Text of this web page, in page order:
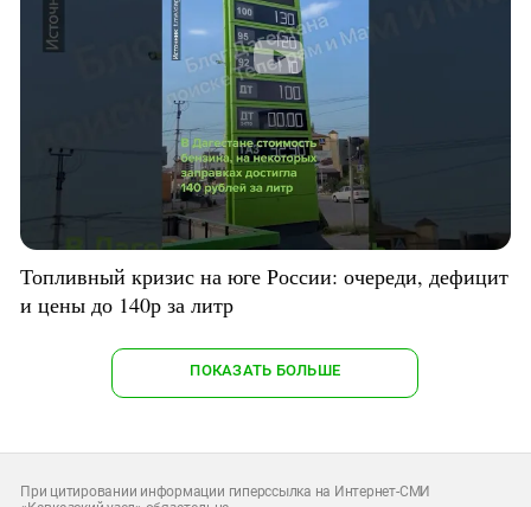
Топливный кризис на юге России: очереди, дефицит
и цены до 140р за литр
ПОКАЗАТЬ БОЛЬШЕ
При цитировании информации гиперссылка на Интернет-СМИ